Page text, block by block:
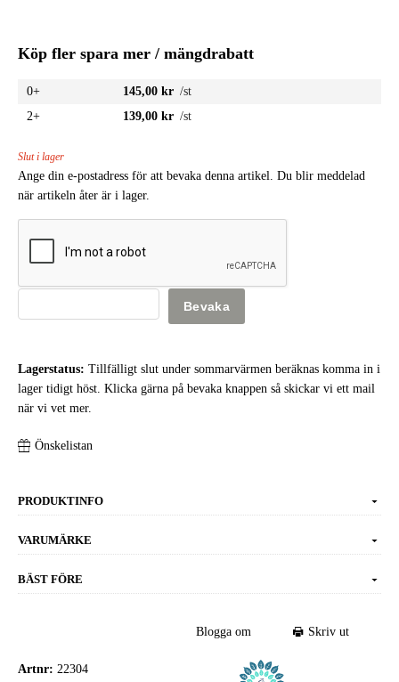
Köp fler spara mer / mängdrabatt
0+ 145,00 kr /st
2+
139,00 kr /st
Slut i lager
Ange din e-postadress för att bevaka denna artikel. Du blir meddelad
när artikeln åter är i lager.
Bevaka
Lagerstatus: Tillfälligt slut under sommarvärmen beräknas komma in i
lager tidigt höst. Klicka gärna på bevaka knappen så skickar vi ett mail
när vi vet mer.
Önskelistan
PRODUKTINFO
VARUMÄRKE
BÄST FÖRE
Blogga om Skriv ut
Artnr: 22304